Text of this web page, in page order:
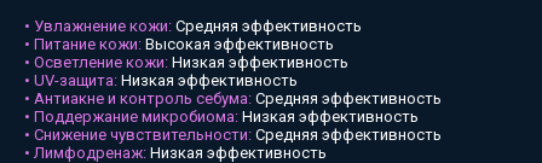
• Увлажнение кожи: Средняя эффективность
• Питание кожи: Высокая эффективность
• Осветление кожи: Низкая эффективность
• UV-защита: Низкая эффективность
• Антиакне и контроль себума: Средняя эффективность
• Поддержание микробиома: Низкая эффективность
• Снижение чувствительности: Средняя эффективность
• Лимфодренаж: Низкая эффективность